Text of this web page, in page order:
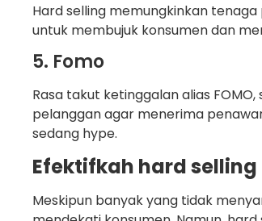
Hard selling memungkinkan
untuk membujuk konsumen dan
5. Fomo
Rasa takut ketinggalan alias
pelanggan agar menerima
sedang hype.
Efektifkah hard selling
Meskipun banyak yang tidak